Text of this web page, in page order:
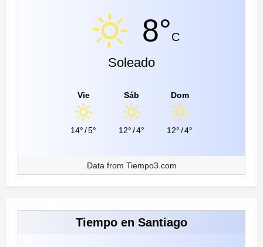
8°C
Soleado
Vie
14°/5°
Sáb
12°/4°
Dom
12°/4°
Data from Tiempo3.com
Tiempo en Santiago